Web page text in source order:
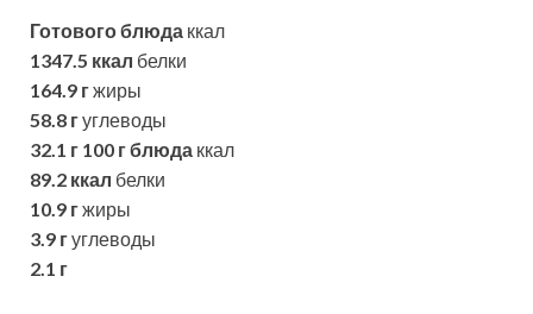
Готового блюда ккал
1347.5 ккал белки
164.9 гжиры
58.8 гуглеводы
32.1 г 100 г блюда ккал
89.2 ккал белки
10.9 гжиры
3.9 гуглеводы
2.1 г